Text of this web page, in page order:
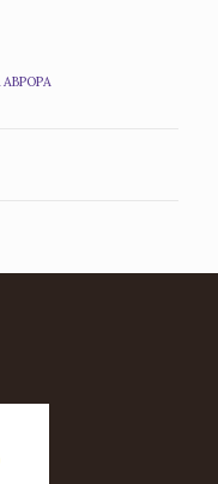
АВРОРА